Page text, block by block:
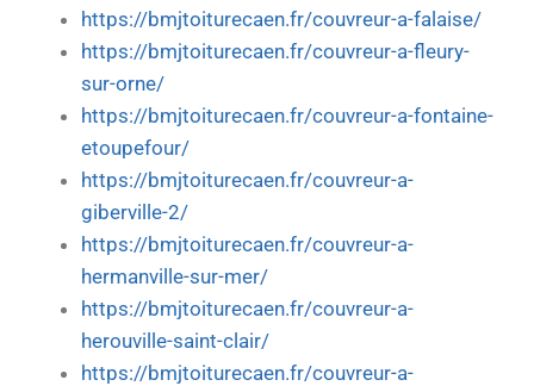
https://bmjtoiturecaen.fr/couvreur-a-falaise/
https://bmjtoiturecaen.fr/couvreur-a-fleury-
sur-orne/
https://bmjtoiturecaen.fr/couvreur-a-fontaine-
etoupefour/
https://bmjtoiturecaen.fr/couvreur-a-
giberville-2/
https://bmjtoiturecaen.fr/couvreur-a-
hermanville-sur-mer/
https://bmjtoiturecaen.fr/couvreur-a-
herouville-saint-clair/
https://bmjtoiturecaen.fr/couvreur-a-